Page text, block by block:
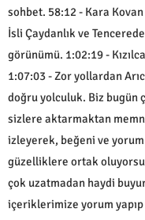
sohbet. 58:12 - Kara
İsli Çaydanlık ve
görünümü. 1:02:19 -
1:07:03 - Zor yollardan
doğru yolculuk. Biz bugün
sizlere aktarmaktan
izleyerek, beğeni ve
güzelliklere ortak
çok uzatmadan haydi
içeriklerimize yorum